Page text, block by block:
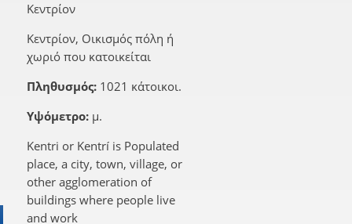
Κεντρίον
Κεντρίον, Οικισμός πόλη ή
χωριό που κατοικείται
Πληθυσμός: 1021 κάτοικοι.
Υψόμετρο: μ.
Kentri or Kentrí is Populated
place, a city, town, village, or
other agglomeration of
buildings where people live
and work